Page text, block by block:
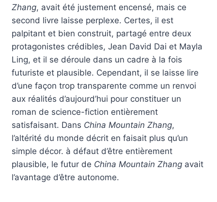
Zhang, avait été justement encensé, mais ce
second livre laisse perplexe. Certes, il est
palpitant et bien construit, partagé entre deux
protagonistes crédibles, Jean David Dai et Mayla
Ling, et il se déroule dans un cadre à la fois
futuriste et plausible. Cependant, il se laisse lire
d’une façon trop transparente comme un renvoi
aux réalités d’aujourd’hui pour constituer un
roman de science-fiction entièrement
satisfaisant. Dans China Mountain Zhang,
l’altérité du monde décrit en faisait plus qu’un
simple décor. à défaut d’être entièrement
plausible, le futur de China Mountain Zhang avait
l’avantage d’être autonome.